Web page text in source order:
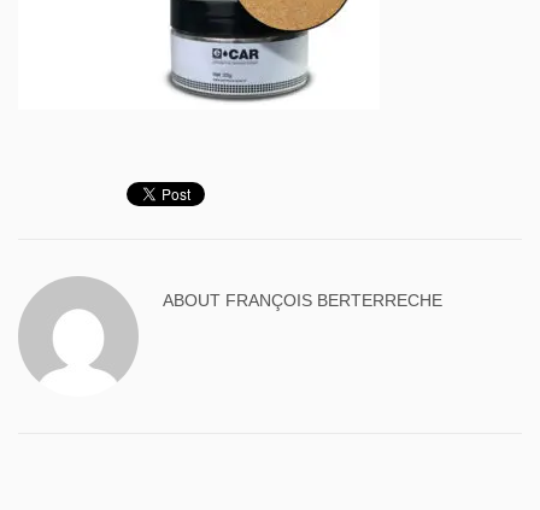
ABOUT FRANÇOIS BERTERRECHE